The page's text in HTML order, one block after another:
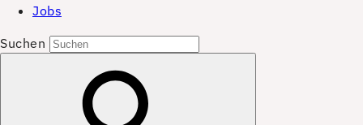
Jobs
Suchen